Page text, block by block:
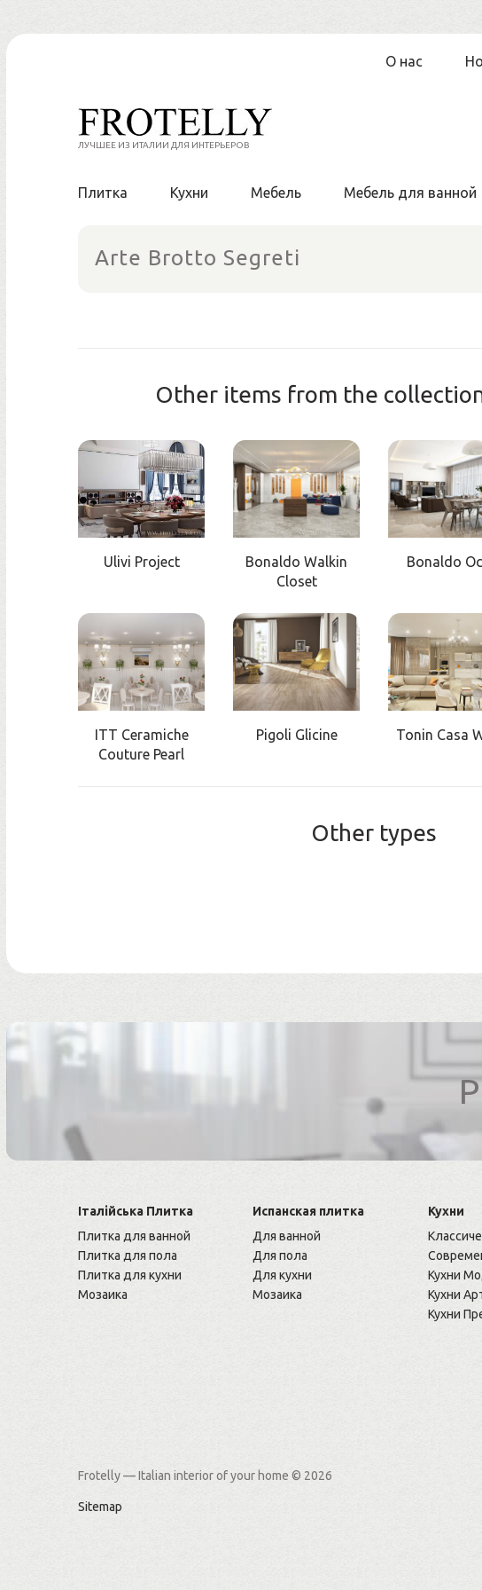
Skip
О нас
ЛУЧШЕЕ ИЗ ИТАЛИИ ДЛЯ ИНТЕРЬЕРОВ
Плитка Кухни Мебель Мебель для ванной
Arte Brotto Segreti
Other items from the
Ulivi Project
Bonaldo Walkin
Closet
Bonaldo
ITT Ceramiche
Couture Pearl
Pigoli Glicine Tonin Casa
Other types
Італійська Плитка
Плитка для ванной
Плитка для пола
Плитка для кухни
Мозаика
Испанская плитка
Для ванной
Для пола
Для кухни
Мозаика
Кухни
Кухни
Кухни
Кухни
Frotelly — Italian interior of your home © 2026
Sitemap